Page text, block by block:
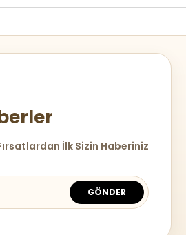
İlk Sizin Haberiniz
GÖNDER